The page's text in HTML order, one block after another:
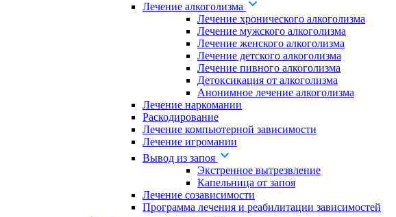
Лечение алкоголизма
Лечение хронического алкоголизма
Лечение мужского алкоголизма
Лечение женского алкоголизма
Лечение детского алкоголизма
Лечение пивного алкоголизма
Детоксикация от алкоголизма
Анонимное лечение алкоголизма
Лечение наркомании
Раскодирование
Лечение компьютерной зависимости
Лечение игромании
Вывод из запоя
Экстренное вытрезвление
Капельница от запоя
Лечение созависимости
Программа лечения и реабилитации зависимостей